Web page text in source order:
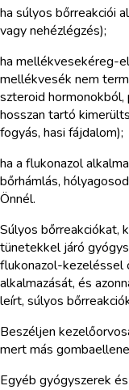
ha súlyos bőrreakciói
vagy nehézlégzés);
ha mellékvesekéreg-
mellékvesék nem
szteroid
hosszan tartó
fogyás, hasi fájdalom);
ha a flukonazol
bőrhámlás,
Önnél.
Súlyos bőrreakciókat,
tünetekkel járó
flukonazol-kezeléssel
alkalmazását, és
leírt, súlyos
Beszéljen
mert más
Egyéb gyógyszerek